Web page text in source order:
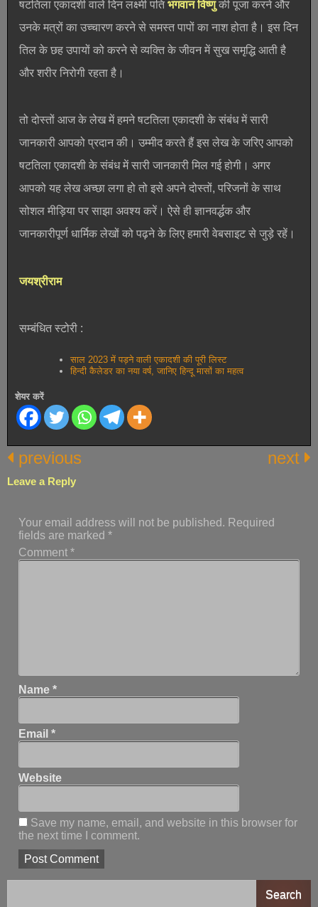
षटतिला एकादशी वाले दिन लक्ष्मी पतिभगवान विष्णुकी पूजा करने और
उनके मत्रों का उच्चारण करने से समस्त पापों का नाश होता है। इस दिन
तिल के छह उपायों को करने से व्यक्ति के जीवन में सुख समृद्धि आती है
और शरीर निरोगी रहता है।
तो दोस्तों आज के लेख में हमने षटतिला एकादशी के संबंध में सारी
जानकारी आपको प्रदान की। उम्मीद करते हैं इस लेख के जरिए आपको
षटतिला एकादशी के संबंध में सारी जानकारी मिल गई होगी। अगर
आपको यह लेख अच्छा लगा हो तो इसे अपने दोस्तों, परिजनों के साथ
सोशल मीड़िया पर साझा अवश्य करें। ऐसे ही ज्ञानवर्द्धक और
जानकारीपूर्ण धार्मिक लेखों को पढ़ने के लिए हमारी वेबसाइट से जुड़े रहें।
जयश्रीराम
सम्बंधित स्टोरी :
साल 2023 में पड़ने वाली एकादशी की पूरी लिस्ट
हिन्दी कैलेडर का नया वर्ष, जानिए हिन्दू मासों का महत्व
शेयर करें
previous next
Leave a Reply
Your email address will not be published. Required
fields are marked*
Comment*
Name*
Email*
Website
Save my name, email, and website in this browser for
the next time I comment.
Search